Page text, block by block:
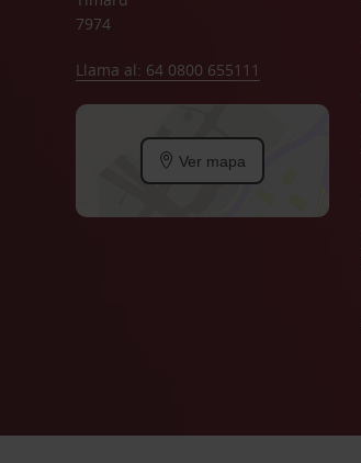
7974
Llama al: 64 0800 655111
Ver mapa